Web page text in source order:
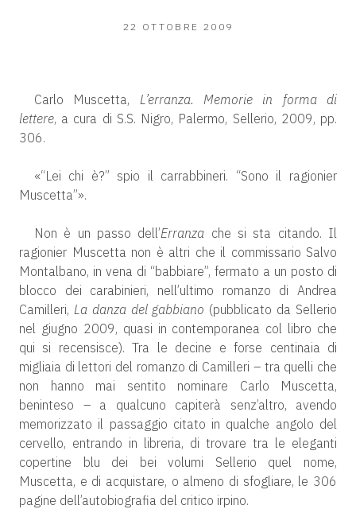
22 OTTOBRE 2009
Carlo Muscetta, L’erranza. Memorie in forma di
lettere, a cura di S.S. Nigro, Palermo, Sellerio, 2009, pp.
306.
«“Lei chi è?” spio il carrabbineri. “Sono il ragionier
Muscetta”».
Non è un passo dell’Erranza che si sta citando. Il
ragionier Muscetta non è altri che il commissario Salvo
Montalbano, in vena di “babbiare”, fermato a un posto di
blocco dei carabinieri, nell’ultimo romanzo di Andrea
Camilleri, La danza del gabbiano (pubblicato da Sellerio
nel giugno 2009, quasi in contemporanea col libro che
qui si recensisce). Tra le decine e forse centinaia di
migliaia di lettori del romanzo di Camilleri – tra quelli che
non hanno mai sentito nominare Carlo Muscetta,
beninteso – a qualcuno capiterà senz’altro, avendo
memorizzato il passaggio citato in qualche angolo del
cervello, entrando in libreria, di trovare tra le eleganti
copertine blu dei bei volumi Sellerio quel nome,
Muscetta, e di acquistare, o almeno di sfogliare, le 306
pagine dell’autobiografia del critico irpino.